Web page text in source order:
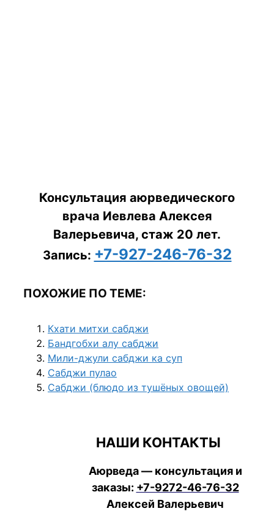
Консультация аюрведического
врача Иевлева Алексея
Валерьевича, стаж 20 лет.
Запись: +7-927-246-76-32
ПОХОЖИЕ ПО ТЕМЕ:
Кхати митхи сабджи
Бандгобхи алу сабджи
Мили-джули сабджи ка суп
Сабджи пулао
Сабджи (блюдо из тушёных овощей)
НАШИ КОНТАКТЫ
Аюрведа — консультация и
заказы: +7-9272-46-76-32
Алексей Валерьевич